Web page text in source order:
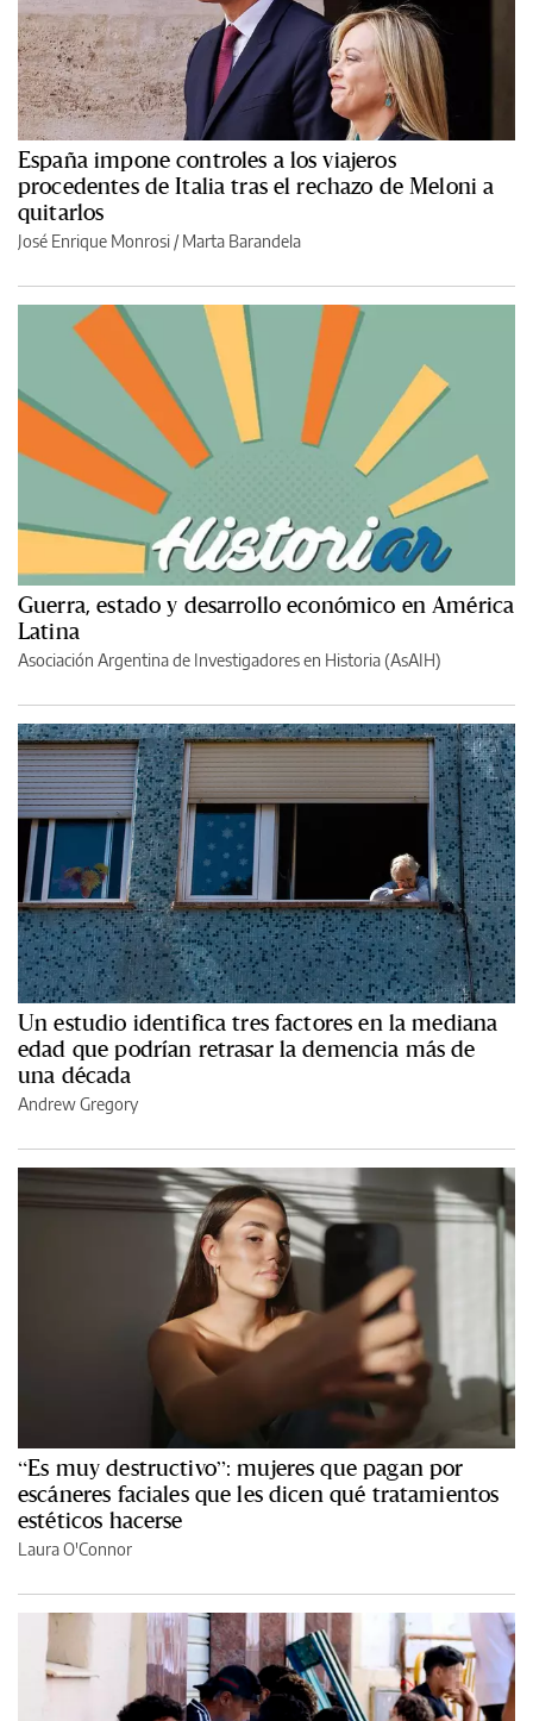
España impone controles a los viajeros
procedentes de Italia tras el rechazo de Meloni a
quitarlos
José Enrique Monrosi / Marta Barandela
Guerra, estado y desarrollo económico en América
Latina
Asociación Argentina de Investigadores en Historia (AsAIH)
Un estudio identifica tres factores en la mediana
edad que podrían retrasar la demencia más de
una década
Andrew Gregory
“Es muy destructivo”: mujeres que pagan por
escáneres faciales que les dicen qué tratamientos
estéticos hacerse
Laura O'Connor